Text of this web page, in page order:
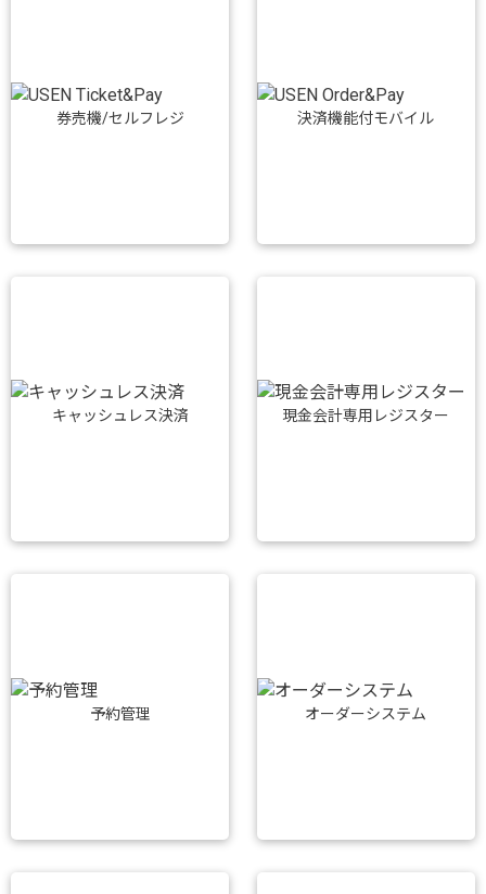
券売機/セルフレジ 決済機能付モバイル
キャッシュレス決済 現金会計専用レジスター
予約管理 オーダーシステム